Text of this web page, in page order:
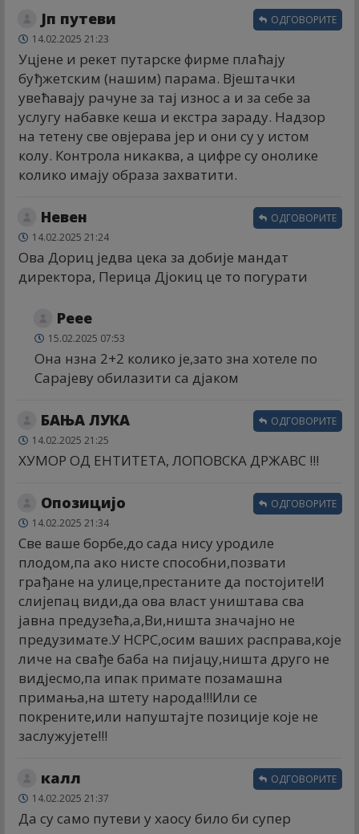
Јп путеви
14.02.2025 21:23
Уцјене и рекет путарске фирме плаћају
буђжетским (нашим) парама. Вјештачки
увећавају рачуне за тај износ а и за себе за
услугу набавке кеша и екстра зараду. Надзор
на тетену све овјерава јер и они су у истом
колу. Контрола никаква, а цифре су онолике
колико имају образа захватити.
ОДГОВОРИТЕ
Невен
14.02.2025 21:24
Ова Дориц једва цека за добије мандат
директора, Перица Дјокиц це то погурати
ОДГОВОРИТЕ
Реее
15.02.2025 07:53
Она нзна 2+2 колико је,зато зна хотеле по
Сарајеву обилазити са дјаком
БАЊА ЛУКА
14.02.2025 21:25
ХУМОР ОД ЕНТИТЕТА, ЛОПОВСКА ДРЖАВС !!!
ОДГОВОРИТЕ
Опозицијо
14.02.2025 21:34
Све ваше борбе,до сада нису уродиле
плодом,па ако нисте способни,позвати
грађане на улице,престаните да постојите!И
слијепац види,да ова власт уништава сва
јавна предузећа,а,Ви,ништа значајно не
предузимате.У НСРС,осим ваших расправа,које
личе на свађе баба на пијацу,ништа друго не
видјесмо,па ипак примате позамашна
примања,на штету народа!!!Или се
покрените,или напуштајте позиције које не
заслужујете!!!
ОДГОВОРИТЕ
калл
14.02.2025 21:37
Да су само путеви у хаосу било би супер
ОДГОВОРИТЕ